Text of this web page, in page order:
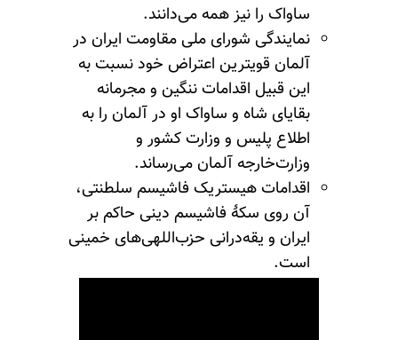
ساواک را نیز همه می‌دانند.
نمایندگی شورای ملی مقاومت ایران در
آلمان قویترین اعتراض خود نسبت به
این قبیل اقدامات ننگین و مجرمانه
بقایای شاه و ساواک او در آلمان را به
اطلاع پلیس و وزارت کشور و
وزارت‌خارجه آلمان می‌رساند.
اقدامات هیستریک فاشیسم سلطنتی،
آن روی سکهٔ فاشیسم دینی حاکم بر
ایران و یقه‌درانی‌ حزب‌اللهی‌های خمینی
است.